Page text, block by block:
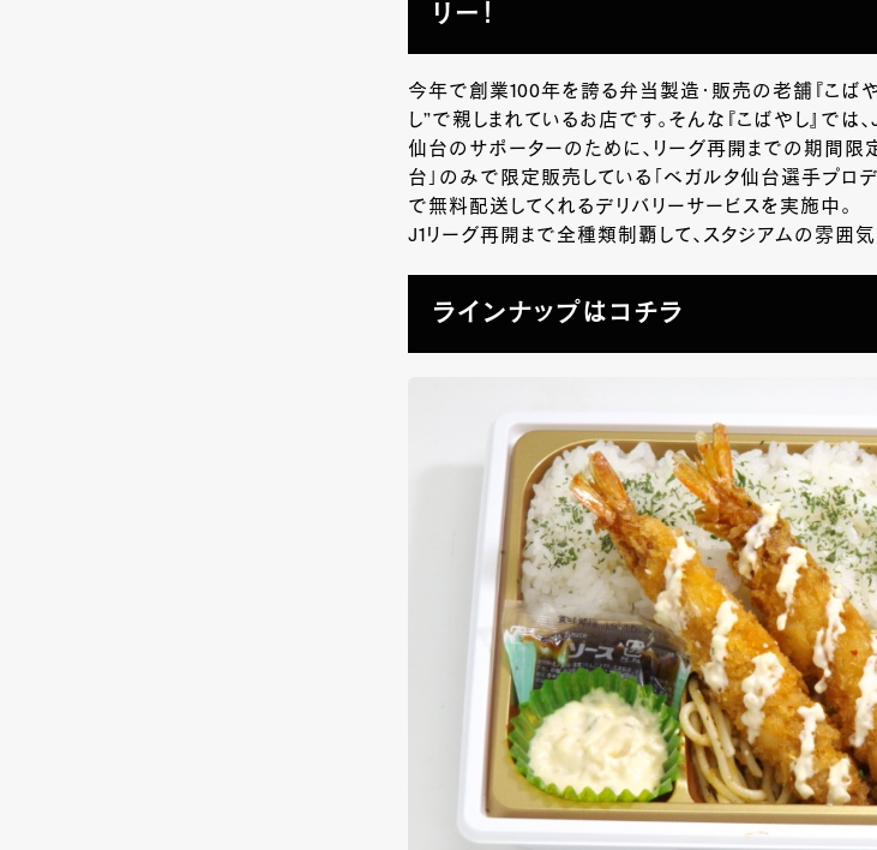
リー！
今年で創業100年を誇る弁当製造・販売の老舗『こば
し”で親しまれているお店です。そんな『こばやし』では
仙台のサポーターのために、リーグ再開までの期間限
台」のみで限定販売している「ベガルタ仙台選手プロ
で無料配送してくれるデリバリーサービスを実施中。
J1リーグ再開まで全種類制覇して、スタジアムの雰囲気
ラインナップはコチラ